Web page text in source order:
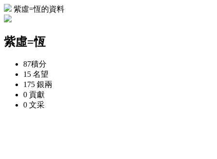
紫虛=恆的資料
紫虛=恆
87積分
15 名望
175 銀兩
0 貢獻
0 文采